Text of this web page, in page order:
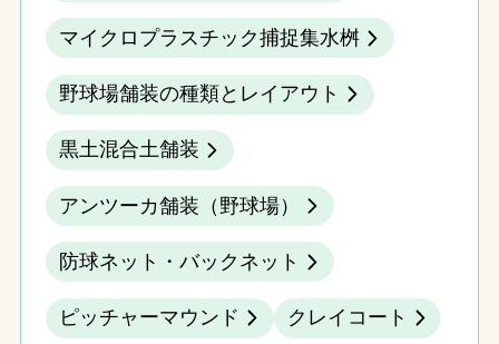
マイクロプラスチック捕捉集水桝
野球場舗装の種類とレイアウト
黒土混合土舗装
アンツーカ舗装（野球場）
防球ネット・バックネット
ピッチャーマウンド クレイコート